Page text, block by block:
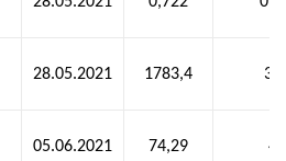
28.05.2021 1783,4
05.06.2021 74,29